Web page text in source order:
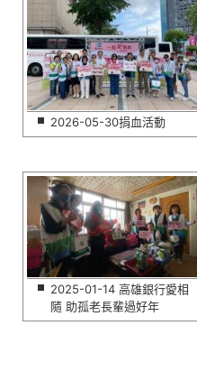
2026-05-30捐血活動
2025-01-14 高雄銀行愛相
隨 助孤老長輩過好年